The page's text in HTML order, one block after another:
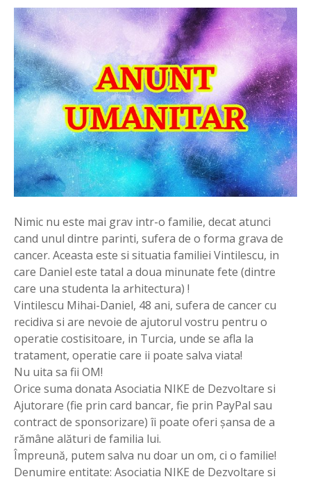
Nimic nu este mai grav intr-o familie, decat atunci
cand unul dintre parinti, sufera de o forma grava de
cancer. Aceasta este si situatia familiei Vintilescu, in
care Daniel este tatal a doua minunate fete (dintre
care una studenta la arhitectura) !
Vintilescu Mihai-Daniel, 48 ani, sufera de cancer cu
recidiva si are nevoie de ajutorul vostru pentru o
operatie costisitoare, in Turcia, unde se afla la
tratament, operatie care ii poate salva viata!
Nu uita sa fii OM!
Orice suma donata Asociatia NIKE de Dezvoltare si
Ajutorare (fie prin card bancar, fie prin PayPal sau
contract de sponsorizare) îi poate oferi șansa de a
rămâne alături de familia lui.
Împreună, putem salva nu doar un om, ci o familie!
Denumire entitate: Asociatia NIKE de Dezvoltare si